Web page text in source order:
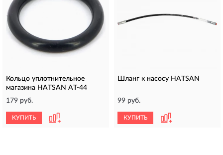
Кольцо уплотнительное
магазина HATSAN AT-44
179 руб.
КУПИТЬ
Шланг к насосу HATSAN
99 руб.
КУПИТЬ